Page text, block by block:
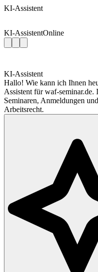
KI-Assistent
KI-AssistentOnline
KI-Assistent
Hallo! Wie kann ich Ihnen
Assistent für waf-seminar.de.
Seminaren, Anmeldungen
Arbeitsrecht.